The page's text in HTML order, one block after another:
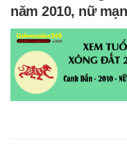
năm 2010, nữ